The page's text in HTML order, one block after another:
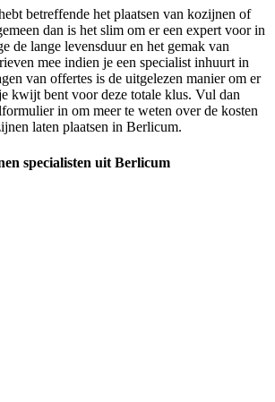
betreffende het plaatsen van kozijnen of
dan is het slim om er een expert voor in
de lange levensduur en het gemak van
mee indien je een specialist inhuurt in
van offertes is de uitgelezen manier om er
kwijt bent voor deze totale klus. Vul dan
in om meer te weten over de kosten
laten plaatsen in Berlicum.
specialisten uit Berlicum